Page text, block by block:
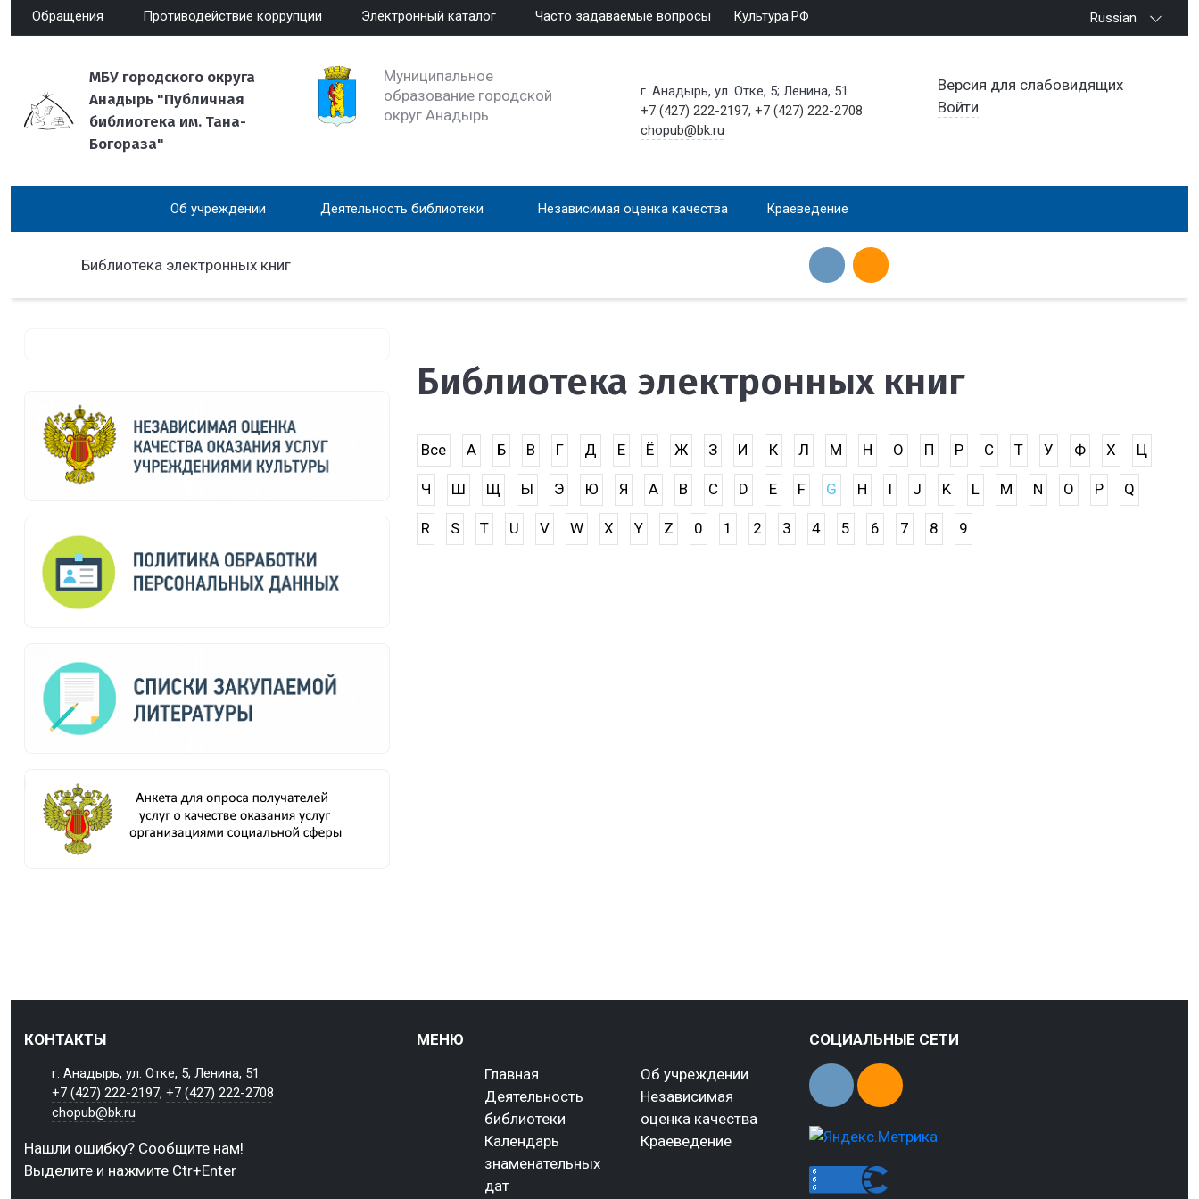
Обращения Противодействие коррупции Электронный каталог Часто задаваемые вопросы Культура.РФ Russian
МБУ городского округа
Анадырь "Публичная
библиотека им. Тана-
Богораза"
Муниципальное
образование городской
округ Анадырь
г. Анадырь, ул. Отке, 5; Ленина, 51
+7 (427) 222-2197,+7 (427) 222-2708
chopub@bk.ru
Версия для слабовидящих
Войти
Об учреждении Деятельность библиотеки Независимая оценка качества Краеведение
Библиотека электронных книг
Библиотека электронных книг
Все А Б В Г Д Е Ё Ж З И К Л М Н О П Р С Т У Ф Х Ц
Ч Ш Щ Ы Э Ю Я A B C D E F G H I J K L M N O P Q
R S T U V W X Y Z 0 1 2 3 4 5 6 7 8 9
КОНТАКТЫ
г. Анадырь, ул. Отке, 5; Ленина, 51
+7 (427) 222-2197,+7 (427) 222-2708
chopub@bk.ru
Нашли ошибку? Сообщите нам!
Выделите и нажмите Ctr+Enter
МЕНЮ
Главная
Об учреждении
Деятельность
библиотеки
Независимая
оценка качества
Календарь
знаменательных
дат
Краеведение
СОЦИАЛЬНЫЕ СЕТИ